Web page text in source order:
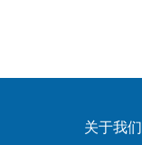
关于我们